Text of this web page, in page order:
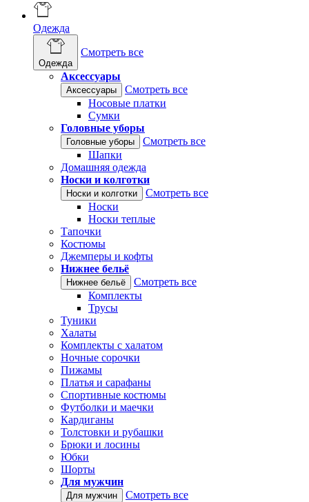
Одежда
Одежда
Смотреть все
Аксессуары
Аксессуары
Смотреть все
Носовые платки
Сумки
Головные уборы
Головные уборы
Смотреть все
Шапки
Домашняя одежда
Носки и колготки
Носки и колготки
Смотреть все
Носки
Носки теплые
Тапочки
Костюмы
Джемперы и кофты
Нижнее бельё
Нижнее бельё
Смотреть все
Комплекты
Трусы
Туники
Халаты
Комплекты с халатом
Ночные сорочки
Пижамы
Платья и сарафаны
Спортивные костюмы
Футболки и маечки
Кардиганы
Толстовки и рубашки
Брюки и лосины
Юбки
Шорты
Для мужчин
Для мужчин
Смотреть все